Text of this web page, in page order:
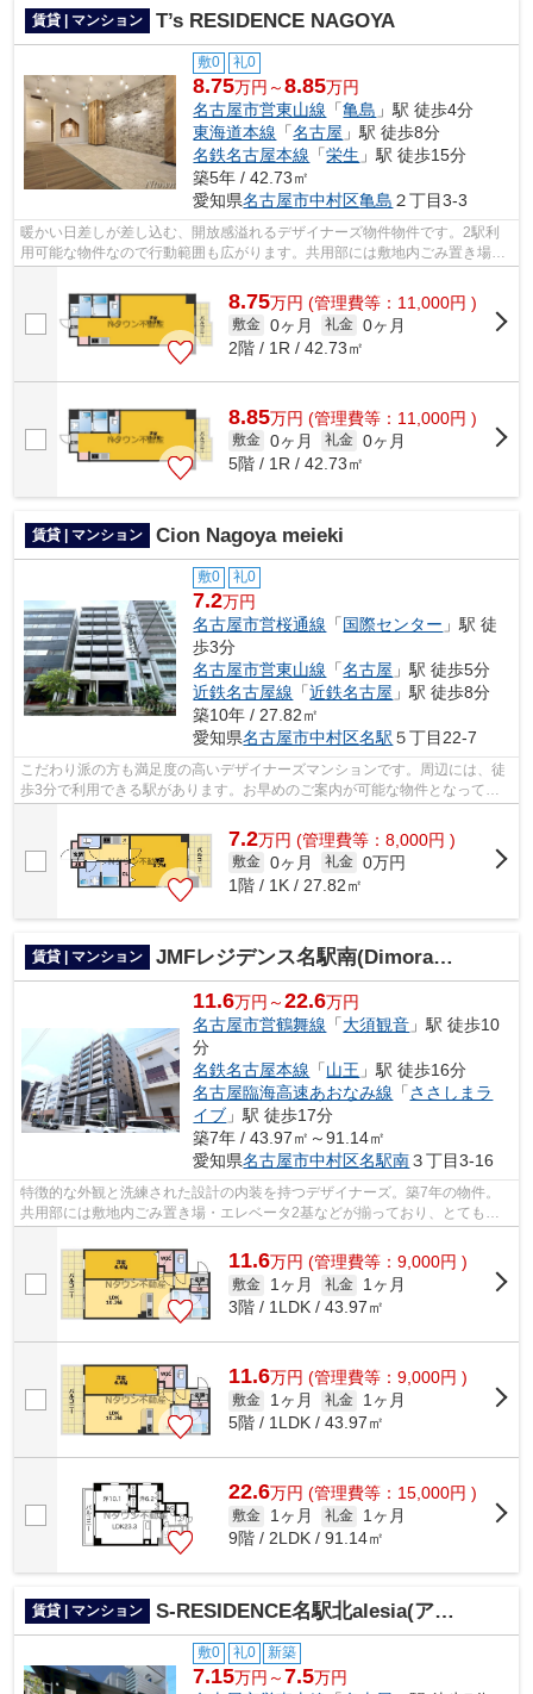
賃貸 | マンション T’s RESIDENCE NAGOYA
敷0 礼0
8.75万円～8.85万円
名古屋市営東山線 「亀島 」駅 徒歩4分
東海道本線 「名古屋 」駅 徒歩8分
名鉄名古屋本線 「栄生 」駅 徒歩15分
築5年 / 42.73㎡
愛知県名古屋市中村区亀島 ２丁目3-3
暖かい日差しが差し込む、開放感溢れるデザイナーズ物件物件です。2駅利
用可能な物件なので行動範囲も広がります。共用部には敷地内ごみ置き場・
8.75万円 (管理費等：11,000円 )
敷金 0ヶ月 礼金 0ヶ月
2階 / 1R / 42.73㎡
8.85万円 (管理費等：11,000円 )
敷金 0ヶ月 礼金 0ヶ月
5階 / 1R / 42.73㎡
賃貸 | マンション Cion Nagoya meieki
敷0 礼0
7.2万円
名古屋市営桜通線 「国際センター 」駅 徒
歩3分
名古屋市営東山線 「名古屋 」駅 徒歩5分
近鉄名古屋線 「近鉄名古屋 」駅 徒歩8分
築10年 / 27.82㎡
愛知県名古屋市中村区名駅 ５丁目22-7
こだわり派の方も満足度の高いデザイナーズマンションです。周辺には、徒
歩3分で利用できる駅があります。お早めのご案内が可能な物件となってお
7.2万円 (管理費等：8,000円 )
敷金 0ヶ月 礼金 0万円
1階 / 1K / 27.82㎡
賃貸 | マンション JMFレジデンス名駅南(Dimora名駅南)
11.6万円～22.6万円
名古屋市営鶴舞線 「大須観音 」駅 徒歩10
分
名鉄名古屋本線 「山王 」駅 徒歩16分
名古屋臨海高速あおなみ線 「ささしまラ
イブ 」駅 徒歩17分
築7年 / 43.97㎡～91.14㎡
愛知県名古屋市中村区名駅南３丁目3-16
特徴的な外観と洗練された設計の内装を持つデザイナーズ。築7年の物件。
共用部には敷地内ごみ置き場・エレベータ2基などが揃っており、とても充
実しています。現在空家の物件です。当...
11.6万円 (管理費等：9,000円 )
敷金 1ヶ月 礼金
1ヶ月
3階 / 1LDK / 43.97㎡
11.6万円 (管理費等：9,000円 )
敷金 1ヶ月 礼金
1ヶ月
5階 / 1LDK / 43.97㎡
22.6万円 (管理費等：15,000円 )
敷金 1ヶ月 礼金
1ヶ月
9階 / 2LDK / 91.14㎡
賃貸 | マンション S-RESIDENCE名駅北alesia(アレシア)
敷0 礼0 新築
7.15万円～7.5万円